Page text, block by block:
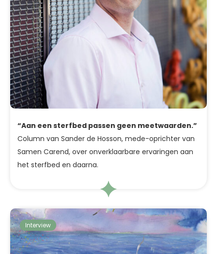
“Aan een sterfbed passen geen meetwaarden.”
Column van Sander de Hosson, mede-oprichter van
Samen Carend, over onverklaarbare ervaringen aan
het sterfbed en daarna.
Interview